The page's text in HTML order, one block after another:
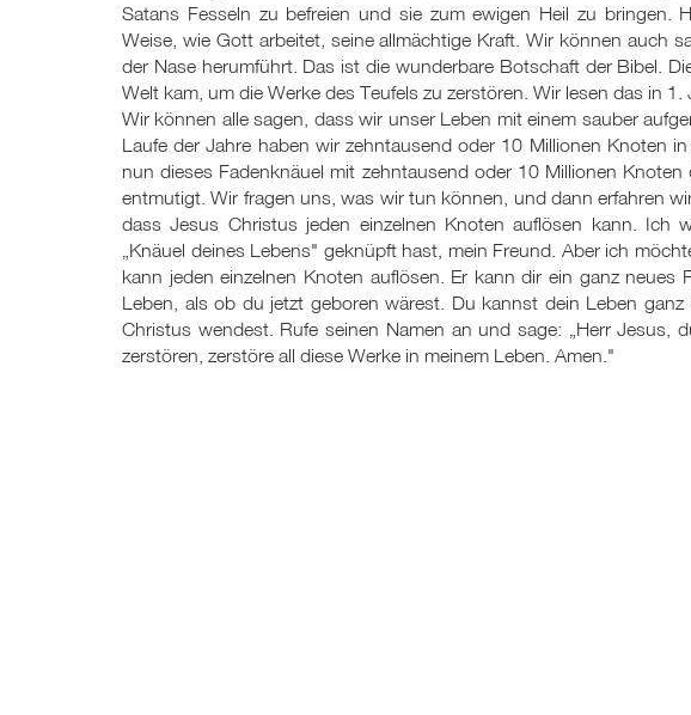
Satans Fesseln zu befreien und sie zum ewigen Heil zu bringen.
Weise, wie Gott arbeitet, seine allmächtige Kraft. Wir können auch
der Nase herumführt. Das ist die wunderbare Botschaft der Bibel.
Welt kam, um die Werke des Teufels zu zerstören. Wir lesen das in
Wir können alle sagen, dass wir unser Leben mit einem sauber
Laufe der Jahre haben wir zehntausend oder 10 Millionen Knoten
nun dieses Fadenknäuel mit zehntausend oder 10 Millionen
entmutigt. Wir fragen uns, was wir tun können, und dann erfahren
dass Jesus Christus jeden einzelnen Knoten auflösen kann. Ich
„Knäuel deines Lebens" geknüpft hast, mein Freund. Aber ich
kann jeden einzelnen Knoten auflösen. Er kann dir ein ganz neues
Leben, als ob du jetzt geboren wärest. Du kannst dein Leben
Christus wendest. Rufe seinen Namen an und sage: „Herr Jesus,
zerstören, zerstöre all diese Werke in meinem Leben. Amen."